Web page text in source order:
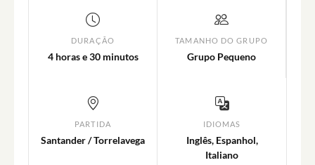
DURAÇÃO
4 horas e 30 minutos
TAMANHO DO GRUPO
Grupo Pequeno
PARTIDA
Santander / Torrelavega
IDIOMAS
Inglês, Espanhol,
Italiano